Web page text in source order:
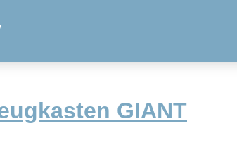
GIANT